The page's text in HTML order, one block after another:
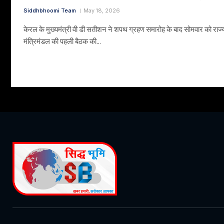
Siddhbhoomi Team May 18, 2026
केरल के मुख्यमंत्री वी डी सतीशन ने शपथ ग्रहण समारोह के बाद सोमवार को
मंत्रिमंडल की पहली बैठक की…